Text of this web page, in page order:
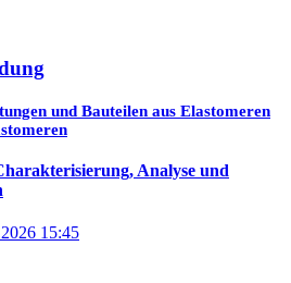
und Bauteilen aus Elastomeren
Analyse und
15:45